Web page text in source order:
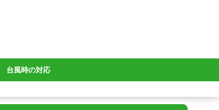
台風時の対応